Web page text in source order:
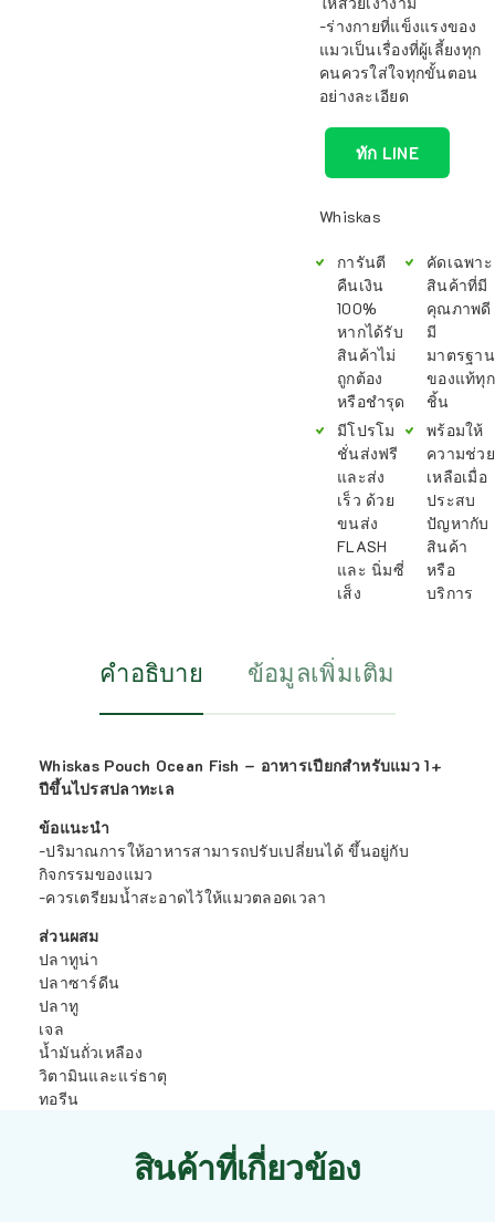
-ร่างกายที่แข็งแรงของ
แมวเป็นเรื่องที่ผู้เลี้ยงทุก
คนควรใส่ใจทุกขั้นตอน
อย่างละเอียด
ทัก LINE
Whiskas
การันตี
คืนเงิน
100%
หากได้รับ
สินค้าไม่
ถูกต้อง
หรือชำรุด
มีโปรโม
ชั่นส่งฟรี
และส่ง
เร็ว ด้วย
ขนส่ง
FLASH
และ นิ่มซี่
เส็ง
คัดเฉพาะ
สินค้าที่มี
คุณภาพดี
มี
มาตรฐาน
ของแท้ทุก
ชิ้น
พร้อมให้
ความช่วย
เหลือเมื่อ
ประสบ
ปัญหากับ
สินค้า
หรือ
บริการ
คำอธิบาย ข้อมูลเพิ่มเติม
Whiskas Pouch Ocean Fish – อาหารเปียกสำหรับแมว 1+
ปีขึ้นไปรสปลาทะเล
ข้อแนะนำ
-ปริมาณการให้อาหารสามารถปรับเปลี่ยนได้ ขึ้นอยู่กับ
กิจกรรมของแมว
-ควรเตรียมน้ำสะอาดไว้ให้แมวตลอดเวลา
ส่วนผสม
ปลาทูน่า
ปลาซาร์ดีน
ปลาทู
เจล
น้ำมันถั่วเหลือง
วิตามินและแร่ธาตุ
ทอรีน
สินค้าที่เกี่ยวข้อง